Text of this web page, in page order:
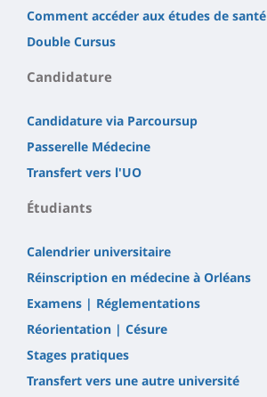
Comment accéder aux études de santé
Double Cursus
Candidature
Candidature via Parcoursup
Passerelle Médecine
Transfert vers l'UO
Étudiants
Calendrier universitaire
Réinscription en médecine à Orléans
Examens | Réglementations
Réorientation | Césure
Stages pratiques
Transfert vers une autre université